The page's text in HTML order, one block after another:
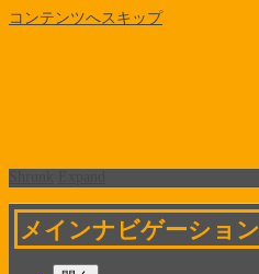
コンテンツへスキップ
メインナビゲーション